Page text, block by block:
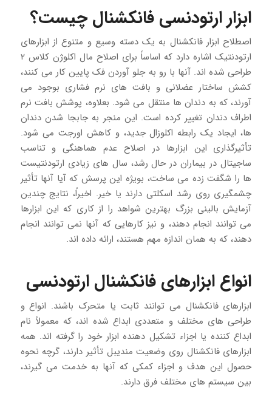
ابزار ارتودنسی فانکشنال چیست؟
اصطلاح ابزار فانکشنال به یک دسته وسیع و متنوع از ابزارهای
ارتودنتیک اشاره دارد که اساساً برای اصلاح مال اکلوژن کلاس ۲
طراحی شده اند. آنها با رو به جلو آوردن فک پایین کار می کنند،
کشش ساختار عضلانی و بافت های نرم فشاری بوجود می
آورند، که به دندان ها منتقل می شود. بعلاوه، پوشش بافت نرم
اطراف دندان تغییر کرده است. این منجر به جابجا شدن دندان
ها، ایجاد یک رابطه اکلوزال جدید، و کاهش اورجت می شود.
تأثیرگذاری این ابزارها در اصلاح عدم هماهنگی و تناسب
ساجیتال در بیماران در حال رشد، سال های زیادی ارتودنتیست
ها را شگفت زده می ساخت، بویژه این پرسش که آیا آنها تأثیر
چشمگیری روی رشد اسکلتی دارند یا خیر. اخیراً، نتایج چندین
آزمایش بالینی بزرگ بهترین شواهد را از کاری که این ابزارها
می توانند انجام دهند، و نیز کارهایی که آنها نمی توانند انجام
دهند، که به همان اندازه مهم هستند، ارائه داده اند.
انواع ابزارهای فانکشنال ارتودنسی
ابزارهای فانکشنال می توانند ثابت یا متحرک باشند. انواع و
طراحی های مختلف و متعددی ابداع شده اند، که معمولاً نام
ابداع کننده یا اجزاء تشکیل دهنده ابزار خود را گرفته اند. همه
ابزارهای فانکشنال روی وضعیت مندیبل تأثیر دارند، گرچه نحوه
حصول این هدف و اجزاء کمکی که آنها به خدمت می گیرند،
بین سیستم های مختلف فرق دارند.